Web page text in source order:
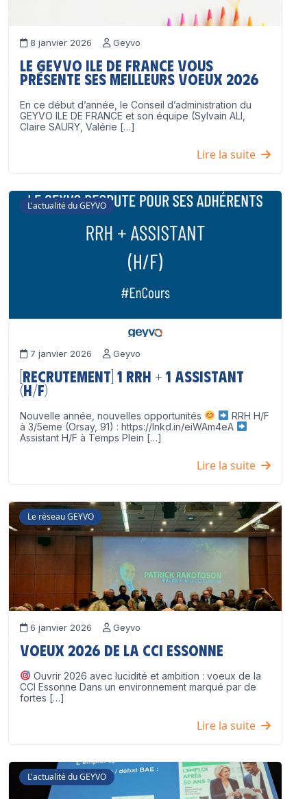
8 janvier 2026 Geyvo
Le GEYVO Ile de France vous
présente ses meilleurs voeux 2026
En ce début d’année, le Conseil d’administration du
GEYVO ILE DE FRANCE et son équipe (Sylvain ALI,
Claire SAURY, Valérie […]
Lire la suite
L'actualité du GEYVO
7 janvier 2026 Geyvo
[Recrutement] 1 RRH + 1 Assistant
(H/F)
Nouvelle année, nouvelles opportunités
RRH H/F
à 3/5eme (Orsay, 91) : https://lnkd.in/eiWAm4eA
Assistant H/F à Temps Plein […]
Lire la suite
Le réseau GEYVO
6 janvier 2026 Geyvo
Voeux 2026 de la CCI Essonne
Ouvrir 2026 avec lucidité et ambition : voeux de la
CCI Essonne Dans un environnement marqué par de
fortes […]
Lire la suite
L'actualité du GEYVO